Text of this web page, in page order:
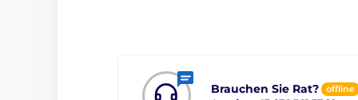
Brauchen Sie Rat? offline